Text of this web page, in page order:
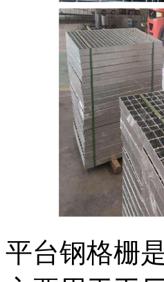
平台钢格栅